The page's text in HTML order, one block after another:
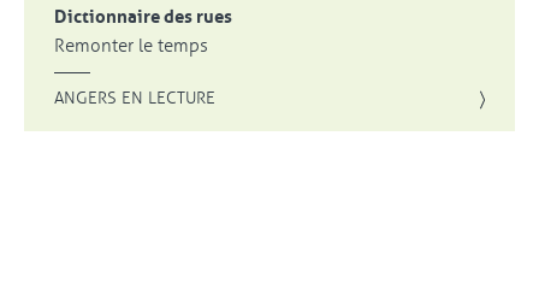
Dictionnaire des rues
Remonter le temps
ANGERS EN LECTURE